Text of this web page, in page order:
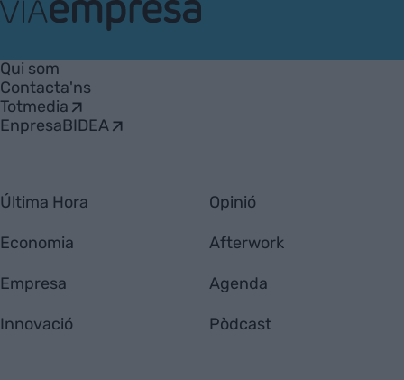
Empresa
Qui som
Contacta'ns
Totmedia
EnpresaBIDEA
Última Hora
Economia
Empresa
Innovació
Opinió
Afterwork
Agenda
Pòdcast